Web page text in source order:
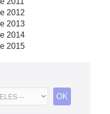
2012
2013
2014
2015